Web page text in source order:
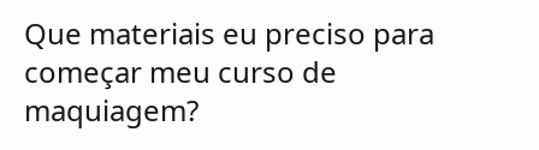
Que materiais eu preciso para
começar meu curso de
maquiagem?